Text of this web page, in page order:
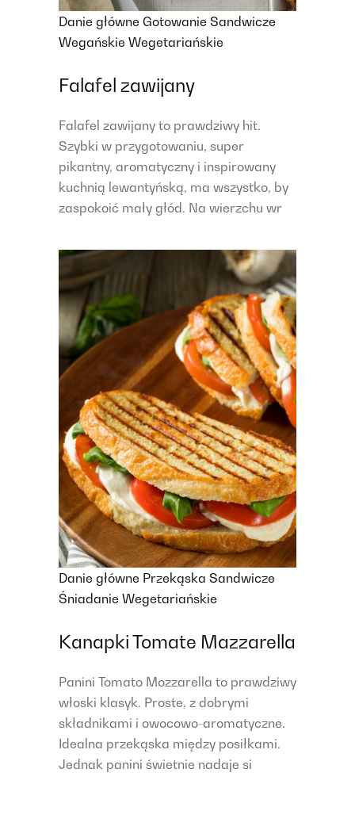
Danie główne Gotowanie Sandwicze
Wegańskie Wegetariańskie
Falafel zawijany
Falafel zawijany to prawdziwy hit.
Szybki w przygotowaniu, super
pikantny, aromatyczny i inspirowany
kuchnią lewantyńską, ma wszystko, by
zaspokoić mały głód. Na wierzchu wr
Danie główne Przekąska Sandwicze
Śniadanie Wegetariańskie
Kanapki Tomate Mazzarella
Panini Tomato Mozzarella to prawdziwy
włoski klasyk. Proste, z dobrymi
składnikami i owocowo-aromatyczne.
Idealna przekąska między posiłkami.
Jednak panini świetnie nadaje si